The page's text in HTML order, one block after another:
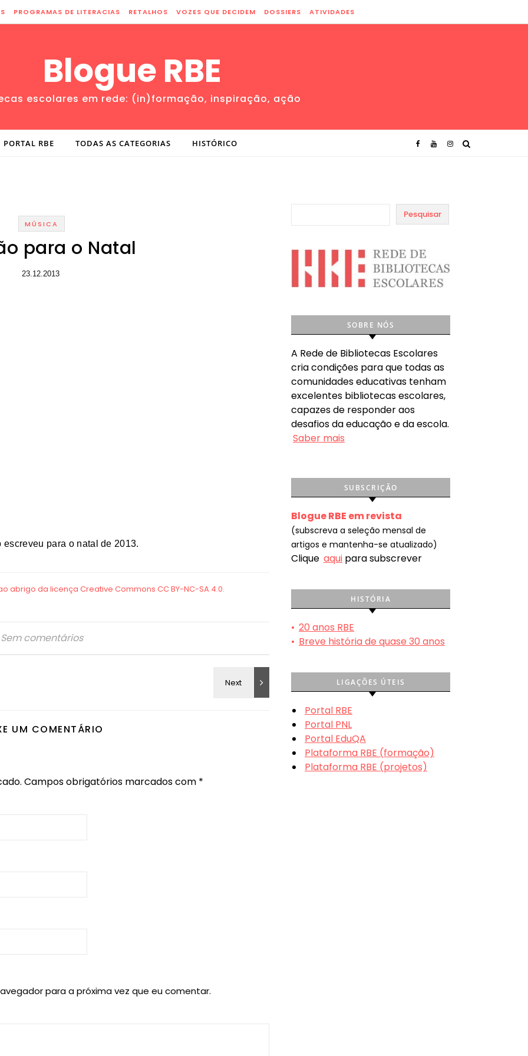
PROGRAMAS DE LITERACIAS RETALHOS VOZES QUE DECIDEM DOSSIERS ATIVIDADES
Blogue RBE
escolares em rede: (in)formação, inspiração, ação
PORTAL RBE TODAS AS CATEGORIAS HISTÓRICO
MÚSICA
para o Natal
23.12.2013
para o natal de 2013.
Sem comentários
UM COMENTÁRIO
Campos obrigatórios marcados com *
para a próxima vez que eu comentar.
Pesquisar
SOBRE NÓS
A Rede de Bibliotecas Escolares
cria condições para que todas as
comunidades educativas tenham
excelentes bibliotecas escolares,
capazes de responder aos
desafios da educação e da escola.
Saber mais
SUBSCRIÇÃO
Blogue RBE em revista
(subscreva a seleção mensal de
artigos e mantenha-se atualizado)
Clique aqui para subscrever
HISTÓRIA
• 20 anos RBE
• Breve história de quase 30 anos
LIGAÇÕES ÚTEIS
Portal RBE
Portal PNL
Portal EduQA
Plataforma RBE (formação)
Plataforma RBE (projetos)